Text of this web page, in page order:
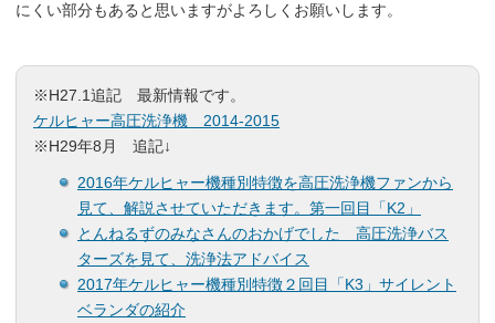
にくい部分もあると思いますがよろしくお願いします。
※H27.1追記 最新情報です。
ケルヒャー高圧洗浄機 2014-2015
※H29年8月 追記↓
2016年ケルヒャー機種別特徴を高圧洗浄機ファンから
見て、解説させていただきます。第一回目「K2」
とんねるずのみなさんのおかげでした 高圧洗浄バス
ターズを見て、洗浄法アドバイス
2017年ケルヒャー機種別特徴２回目「K3」サイレント
ベランダの紹介